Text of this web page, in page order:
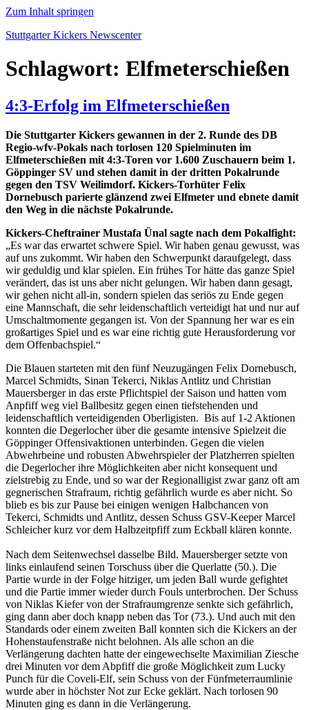
Zum Inhalt springen
Stuttgarter Kickers Newscenter
Schlagwort: Elfmeterschießen
4:3-Erfolg im Elfmeterschießen
Die Stuttgarter Kickers gewannen in der 2. Runde des DB
Regio-wfv-Pokals nach torlosen 120 Spielminuten im
Elfmeterschießen mit 4:3-Toren vor 1.600 Zuschauern beim 1.
Göppinger SV und stehen damit in der dritten Pokalrunde
gegen den TSV Weilimdorf. Kickers-Torhüter Felix
Dornebusch parierte glänzend zwei Elfmeter und ebnete damit
den Weg in die nächste Pokalrunde.
Kickers-Cheftrainer Mustafa Ünal sagte nach dem Pokalfight:
„Es war das erwartet schwere Spiel. Wir haben genau gewusst, was
auf uns zukommt. Wir haben den Schwerpunkt daraufgelegt, dass
wir geduldig und klar spielen. Ein frühes Tor hätte das ganze Spiel
verändert, das ist uns aber nicht gelungen. Wir haben dann gesagt,
wir gehen nicht all-in, sondern spielen das seriös zu Ende gegen
eine Mannschaft, die sehr leidenschaftlich verteidigt hat und nur auf
Umschaltmomente gegangen ist. Von der Spannung her war es ein
großartiges Spiel und es war eine richtig gute Herausforderung vor
dem Offenbachspiel.“
Die Blauen starteten mit den fünf Neuzugängen Felix Dornebusch,
Marcel Schmidts, Sinan Tekerci, Niklas Antlitz und Christian
Mauersberger in das erste Pflichtspiel der Saison und hatten vom
Anpfiff weg viel Ballbesitz gegen einen tiefstehenden und
leidenschaftlich verteidigenden Oberligisten. Bis auf 1-2 Aktionen
konnten die Degerlocher über die gesamte intensive Spielzeit die
Göppinger Offensivaktionen unterbinden. Gegen die vielen
Abwehrbeine und robusten Abwehrspieler der Platzherren spielten
die Degerlocher ihre Möglichkeiten aber nicht konsequent und
zielstrebig zu Ende, und so war der Regionalligist zwar ganz oft am
gegnerischen Strafraum, richtig gefährlich wurde es aber nicht. So
blieb es bis zur Pause bei einigen wenigen Halbchancen von
Tekerci, Schmidts und Antlitz, dessen Schuss GSV-Keeper Marcel
Schleicher kurz vor dem Halbzeitpfiff zum Eckball klären konnte.
Nach dem Seitenwechsel dasselbe Bild. Mauersberger setzte von
links einlaufend seinen Torschuss über die Querlatte (50.). Die
Partie wurde in der Folge hitziger, um jeden Ball wurde gefightet
und die Partie immer wieder durch Fouls unterbrochen. Der Schuss
von Niklas Kiefer von der Strafraumgrenze senkte sich gefährlich,
ging dann aber doch knapp neben das Tor (73.). Und auch mit den
Standards oder einem zweiten Ball konnten sich die Kickers an der
Hohenstaufenstraße nicht belohnen. Als alle schon an die
Verlängerung dachten hatte der eingewechselte Maximilian Ziesche
drei Minuten vor dem Abpfiff die große Möglichkeit zum Lucky
Punch für die Coveli-Elf, sein Schuss von der Fünfmeterraumlinie
wurde aber in höchster Not zur Ecke geklärt. Nach torlosen 90
Minuten ging es dann in die Verlängerung.